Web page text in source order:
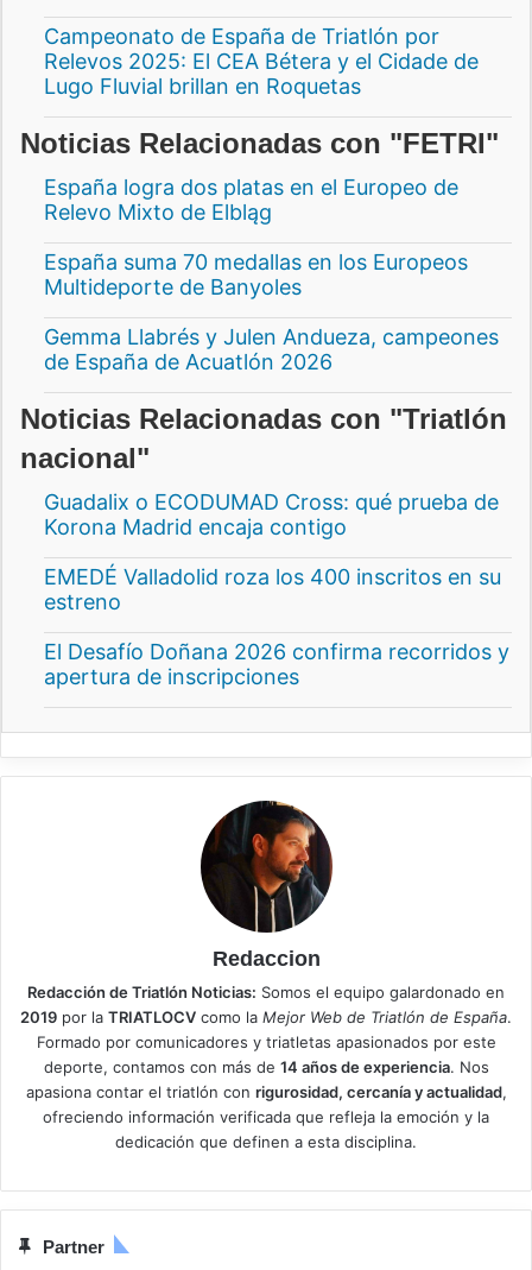
Campeonato de España de Triatlón por
Relevos 2025: El CEA Bétera y el Cidade de
Lugo Fluvial brillan en Roquetas
Noticias Relacionadas con "FETRI"
España logra dos platas en el Europeo de
Relevo Mixto de Elbląg
España suma 70 medallas en los Europeos
Multideporte de Banyoles
Gemma Llabrés y Julen Andueza, campeones
de España de Acuatlón 2026
Noticias Relacionadas con "Triatlón
nacional"
Guadalix o ECODUMAD Cross: qué prueba de
Korona Madrid encaja contigo
EMEDÉ Valladolid roza los 400 inscritos en su
estreno
El Desafío Doñana 2026 confirma recorridos y
apertura de inscripciones
Redaccion
Redacción de Triatlón Noticias: Somos el equipo galardonado en
2019 por la TRIATLOCV como la Mejor Web de Triatlón de España.
Formado por comunicadores y triatletas apasionados por este
deporte, contamos con más de 14 años de experiencia. Nos
apasiona contar el triatlón con rigurosidad, cercanía y actualidad,
ofreciendo información verificada que refleja la emoción y la
dedicación que definen a esta disciplina.
Partner